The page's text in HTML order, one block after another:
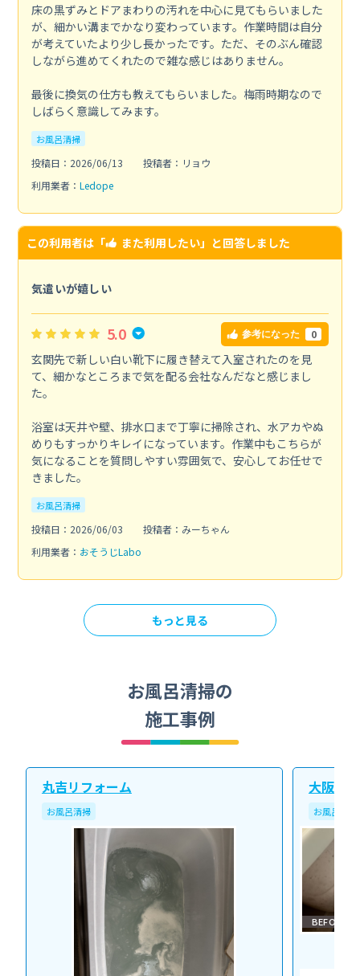
床の黒ずみとドアまわりの汚れを中心に見てもらいました
が、細かい溝までかなり変わっています。作業時間は自分
が考えていたより少し長かったです。ただ、そのぶん確認
しながら進めてくれたので雑な感じはありません。
最後に換気の仕方も教えてもらいました。梅雨時期なので
しばらく意識してみます。
お風呂清掃
投稿日：2026/06/13
投稿者：リョウ
利用業者： Ledope
この利用者は「 また利用したい」と回答しました
気遣いが嬉しい
5.0 参考になった 0
玄関先で新しい白い靴下に履き替えて入室されたのを見
て、細かなところまで気を配る会社なんだなと感じまし
た。
浴室は天井や壁、排水口まで丁寧に掃除され、水アカやぬ
めりもすっかりキレイになっています。作業中もこちらが
気になることを質問しやすい雰囲気で、安心してお任せで
きました。
お風呂清掃
投稿日：2026/06/03
投稿者：みーちゃん
利用業者： おそうじLabo
もっと見る
お風呂清掃の
施工事例
丸吉リフォーム
お風呂清掃
大阪北
お風呂清掃
BEFORE